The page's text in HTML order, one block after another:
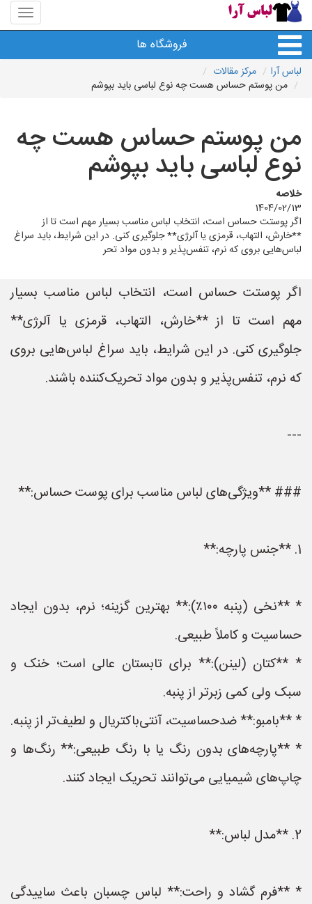
منوی
سایت
آرا
فروشگاه ها
لباس آرا
مرکز مقالات
من پوستم حساس هست چه نوع لباسی باید بپوشم
من پوستم حساس هست چه
نوع لباسی باید بپوشم
خلاصه
1404/02/13
اگر پوستت حساس است، انتخاب لباس مناسب بسیار مهم است تا از
**خارش، التهاب، قرمزی یا آلرژی** جلوگیری کنی. در این شرایط، باید سراغ
لباس‌هایی بروی که نرم، تنفس‌پذیر و بدون مواد تحر
اگر پوستت حساس است، انتخاب لباس مناسب بسیار
مهم است تا از **خارش، التهاب، قرمزی یا آلرژی**
جلوگیری کنی. در این شرایط، باید سراغ لباس‌هایی بروی
که نرم، تنفس‌پذیر و بدون مواد تحریک‌کننده باشند.
---
### **ویژگی‌های لباس مناسب برای پوست حساس:**
1. **جنس پارچه:**
* **نخی (پنبه ۱۰۰٪):** بهترین گزینه؛ نرم، بدون ایجاد
حساسیت و کاملاً طبیعی.
* **کتان (لینن):** برای تابستان عالی است؛ خنک و
سبک ولی کمی زبرتر از پنبه.
* **بامبو:** ضدحساسیت، آنتی‌باکتریال و لطیف‌تر از پنبه.
* **پارچه‌های بدون رنگ یا با رنگ طبیعی:** رنگ‌ها و
چاپ‌های شیمیایی می‌توانند تحریک ایجاد کنند.
2. **مدل لباس:**
* **فرم گشاد و راحت:** لباس چسبان باعث ساییدگی